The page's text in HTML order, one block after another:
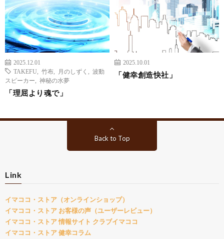
2025.12.01
TAKEFU
竹布 月のしずく
波動
スピーカー
神秘の水夢
「理屈より魂で」
2025.10.01
「健幸創造快社」
Back to Top
Link
イマココ・ストア（オンラインショップ）
イマココ・ストア お客様の声（ユーザーレビュー）
イマココ・ストア 情報サイト クラブイマココ
イマココ・ストア 健幸コラム